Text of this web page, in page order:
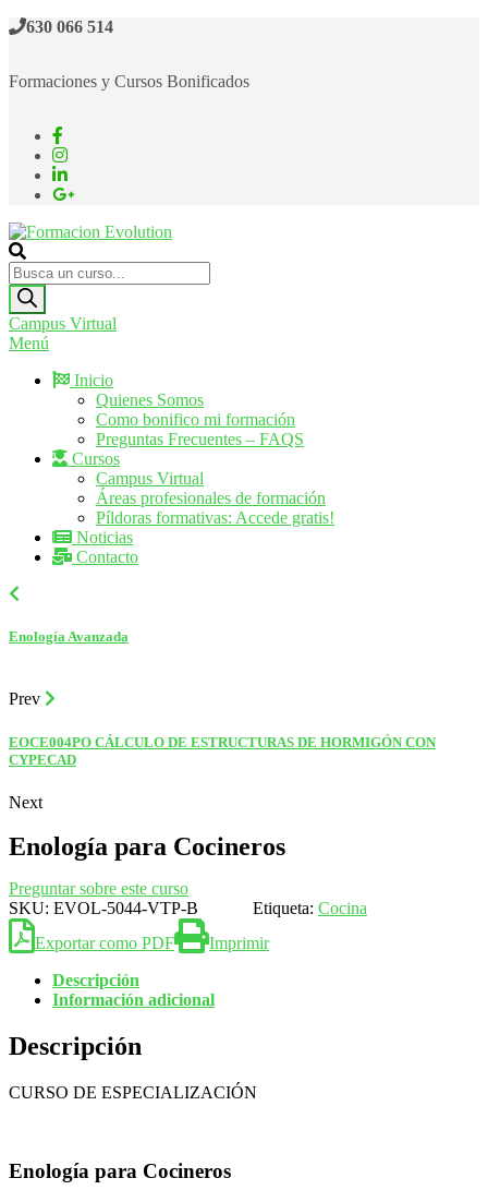
630 066 514
Formaciones y Cursos Bonificados
Formacion Evolution
Cursos de formación continua
Campus Virtual
Menú
Inicio
Quienes Somos
Como bonifico mi formación
Preguntas Frecuentes – FAQS
Cursos
Campus Virtual
Áreas profesionales de formación
Píldoras formativas: Accede gratis!
Noticias
Contacto
Enología Avanzada
Prev
EOCE004PO CÁLCULO DE ESTRUCTURAS DE HORMIGÓN CON
CYPECAD
Next
Enología para Cocineros
Preguntar sobre este curso
SKU: EVOL-5044-VTP-B Etiqueta: Cocina
Exportar como PDF
Imprimir
Descripción
Información adicional
Descripción
CURSO DE ESPECIALIZACIÓN
Enología para Cocineros